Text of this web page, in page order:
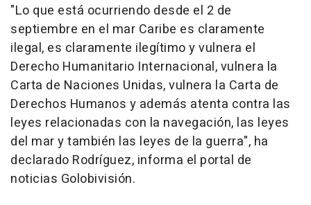
"Lo que está ocurriendo desde el 2 de
septiembre en el mar Caribe es claramente
ilegal, es claramente ilegítimo y vulnera el
Derecho Humanitario Internacional, vulnera la
Carta de Naciones Unidas, vulnera la Carta de
Derechos Humanos y además atenta contra las
leyes relacionadas con la navegación, las leyes
del mar y también las leyes de la guerra", ha
declarado Rodríguez, informa el portal de
noticias Golobivisión.